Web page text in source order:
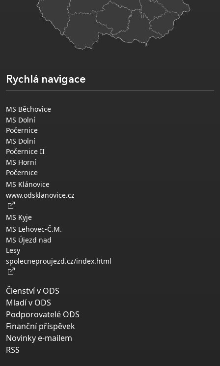
Rychlá navigace
MS Běchovice
MS Dolní
Počernice
MS Dolní
Počernice II
MS Horní
Počernice
MS Klánovice
www.odsklanovice.cz
MS Kyje
MS Lehovec-Č.M.
MS Újezd nad
Lesy
spolecneproujezd.cz/index.html
Členství v ODS
Mladí v ODS
Podporovatelé ODS
Finanční příspěvek
Novinky e-mailem
RSS